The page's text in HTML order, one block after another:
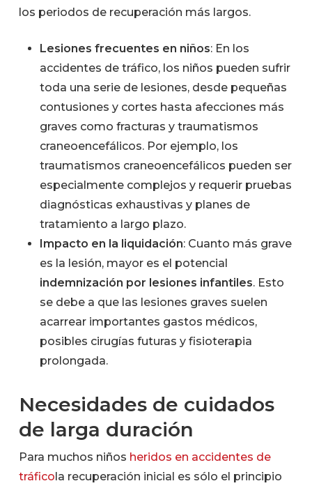
los periodos de recuperación más largos.
Lesiones frecuentes en niños: En los
accidentes de tráfico, los niños pueden sufrir
toda una serie de lesiones, desde pequeñas
contusiones y cortes hasta afecciones más
graves como fracturas y traumatismos
craneoencefálicos. Por ejemplo, los
traumatismos craneoencefálicos pueden ser
especialmente complejos y requerir pruebas
diagnósticas exhaustivas y planes de
tratamiento a largo plazo.
Impacto en la liquidación: Cuanto más grave
es la lesión, mayor es el potencial
indemnización por lesiones infantiles. Esto
se debe a que las lesiones graves suelen
acarrear importantes gastos médicos,
posibles cirugías futuras y fisioterapia
prolongada.
Necesidades de cuidados
de larga duración
Para muchos niños heridos en accidentes de
tráficola recuperación inicial es sólo el principio